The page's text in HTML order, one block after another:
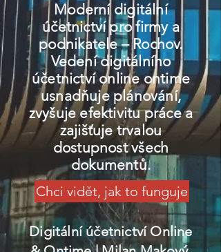
Moderní digitální
účetnictví pro firmy a
podnikatele – Rochov.
Vedení digitálního
účetnictví online ontime
usnadňuje plánování,
zvyšuje efektivitu práce a
zajišťuje trvalou
dostupnost všech
dokumentů.
Chci vidět, jak to funguje
Digitální účetnictví Online